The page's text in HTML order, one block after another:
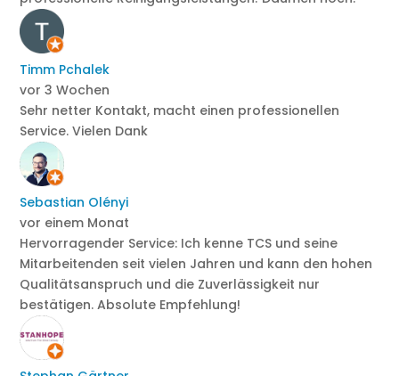
Timm Pchalek
vor 3 Wochen
Sehr netter Kontakt, macht einen professionellen
Service. Vielen Dank
Sebastian Olényi
vor einem Monat
Hervorragender Service: Ich kenne TCS und seine
Mitarbeitenden seit vielen Jahren und kann den hohen
Qualitätsanspruch und die Zuverlässigkeit nur
bestätigen. Absolute Empfehlung!